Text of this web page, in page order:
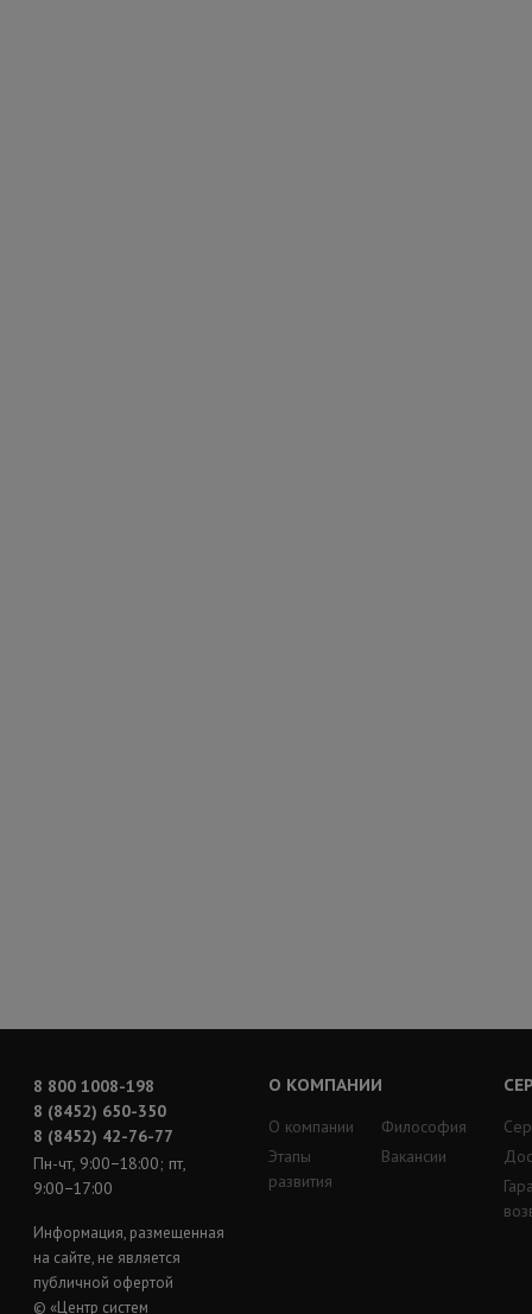
8 800 1008-198
8 (8452) 650-350
8 (8452) 42-76-77
Пн-чт, 9:00−18:00; пт,
9:00−17:00
Информация, размещенная
на сайте, не является
публичной офертой
© «Центр систем
О КОМПАНИИ
О компании
Этапы
развития
Философия
Вакансии